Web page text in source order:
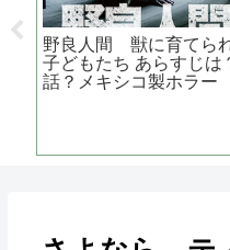
ャ
劇場版オトッペ パパ
ント・クライ あらすじ
原作は？ 子供番組の続